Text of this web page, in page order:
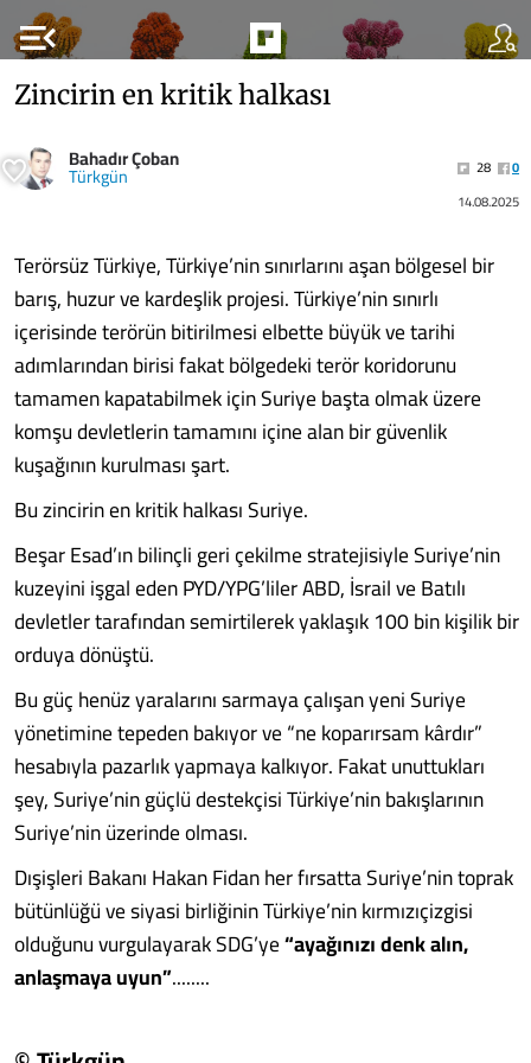
menu_open
Zincirin en kritik halkası
Bahadır Çoban
Türkgün 28
0
14.08.2025
Terörsüz Türkiye, Türkiye’nin sınırlarını aşan bölgesel bir
barış, huzur ve kardeşlik projesi. Türkiye’nin sınırlı
içerisinde terörün bitirilmesi elbette büyük ve tarihi
adımlarından birisi fakat bölgedeki terör koridorunu
tamamen kapatabilmek için Suriye başta olmak üzere
komşu devletlerin tamamını içine alan bir güvenlik
kuşağının kurulması şart.
Bu zincirin en kritik halkası Suriye.
Beşar Esad’ın bilinçli geri çekilme stratejisiyle Suriye’nin
kuzeyini işgal eden PYD/YPG’liler ABD, İsrail ve Batılı
devletler tarafından semirtilerek yaklaşık 100 bin kişilik bir
orduya dönüştü.
Bu güç henüz yaralarını sarmaya çalışan yeni Suriye
yönetimine tepeden bakıyor ve “ne koparırsam kârdır”
hesabıyla pazarlık yapmaya kalkıyor. Fakat unuttukları
şey, Suriye’nin güçlü destekçisi Türkiye’nin bakışlarının
Suriye’nin üzerinde olması.
Dışişleri Bakanı Hakan Fidan her fırsatta Suriye’nin toprak
bütünlüğü ve siyasi birliğinin Türkiye’nin kırmızıçizgisi
olduğunu vurgulayarak SDG’ye“ayağınızı denk alın,
anlaşmaya uyun”........